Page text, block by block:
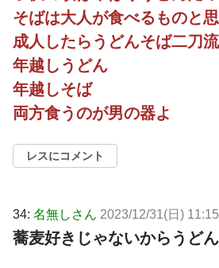
そばは大人が食べるものと
成人したらうどんそば二刀
年越しうどん
年越しそば
両方食うのが男の器よ
レスにコメント
34: 名無しさん 2023/12/31(日)
蕎麦好きじゃないからうど